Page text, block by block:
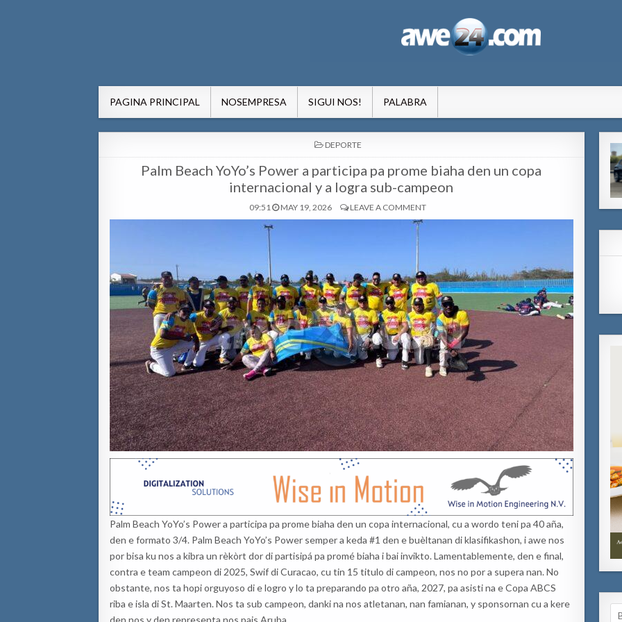
PAGINA PRINCIPAL NOSEMPRESA SIGUI NOS! PALABRA
POSTED
IN
DEPORTE
Palm Beach YoYo’s Power a participa pa prome biaha den un copa
internacional y a logra sub-campeon
09:51 MAY 19, 2026 LEAVE A COMMENT
Palm Beach YoYo’s Power a participa pa prome biaha den un copa internacional, cu a wordo teni pa 40 aña,
den e formato 3/4. Palm Beach YoYo’s Power semper a keda #1 den e buèltanan di klasifikashon, i awe nos
por bisa ku nos a kibra un rèkòrt dor di partisipá pa promé biaha i bai invikto. Lamentablemente, den e final,
contra e team campeon di 2025, Swif di Curacao, cu tin 15 titulo di campeon, nos no por a supera nan. No
obstante, nos ta hopi orguyoso di e logro y lo ta preparando pa otro aña, 2027, pa asisti na e Copa ABCS
riba e isla di St. Maarten. Nos ta sub campeon, danki na nos atletanan, nan famianan, y sponsornan cu a kere
den nos y den representa nos pais Aruba.